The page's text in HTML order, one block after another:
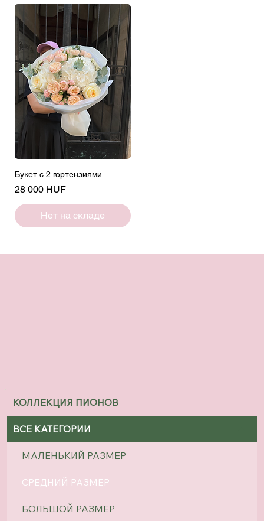
Букет с 2 гортензиями
Цена
28 000 HUF
Нет на складе
КОЛЛЕКЦИЯ ПИОНОВ
ВСЕ КАТЕГОРИИ
МАЛЕНЬКИЙ РАЗМЕР
СРЕДНИЙ РАЗМЕР
БОЛЬШОЙ РАЗМЕР